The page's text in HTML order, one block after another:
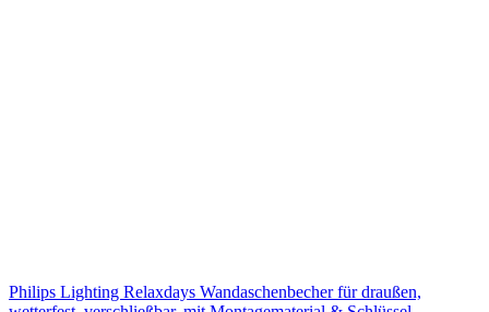
Philips Lighting Relaxdays Wandaschenbecher für draußen,